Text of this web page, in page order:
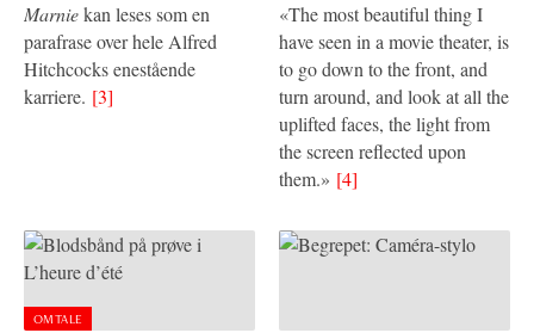
Marniekan leses som en
parafrase over hele Alfred
Hitchcocks enestående
karriere. [3]
«The most beautiful thing I
have seen in a movie theater, is
to go down to the front, and
turn around, and look at all the
uplifted faces, the light from
the screen reflected upon
them.» [4]
OMTALE